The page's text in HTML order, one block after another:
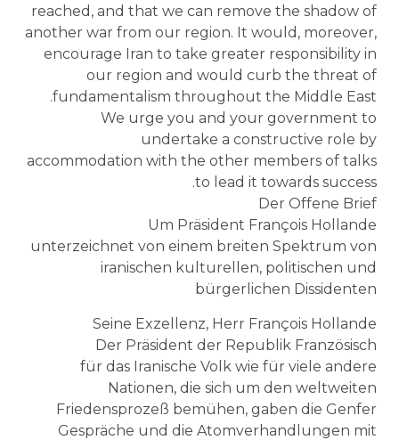
reached, and that we can remove the shadow of
another war from our region. It would, moreover,
encourage Iran to take greater responsibility in
our region and would curb the threat of
fundamentalism throughout the Middle East.
We urge you and your government to
undertake a constructive role by
accommodation with the other members of talks
to lead it towards success.
Der Offene Brief
Um Präsident François Hollande
unterzeichnet von einem breiten Spektrum von
iranischen kulturellen, politischen und
bürgerlichen Dissidenten
Seine Exzellenz, Herr François Hollande
Der Präsident der Republik Französisch
für das Iranische Volk wie für viele andere
Nationen, die sich um den weltweiten
Friedensprozeß bemühen, gaben die Genfer
Gespräche und die Atomverhandlungen mit